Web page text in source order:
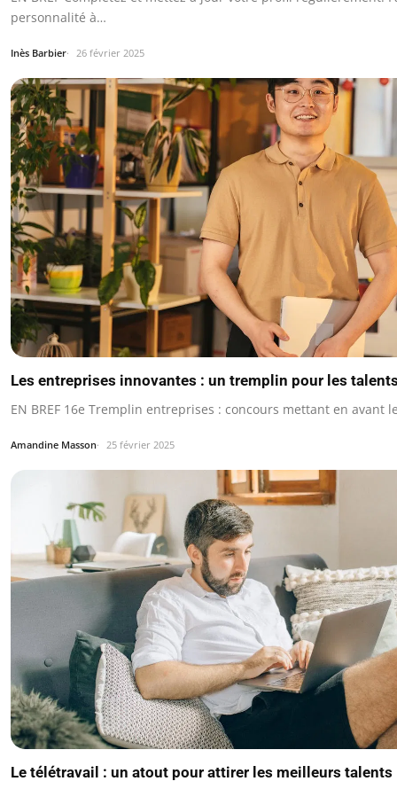
personnalité à…
Inès Barbier 26 février 2025
Les entreprises innovantes : un tremplin pour les
EN BREF 16e Tremplin entreprises : concours mettant en avant
Amandine Masson 25 février 2025
Le télétravail : un atout pour attirer les meilleurs talents